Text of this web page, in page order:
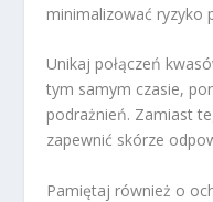
minimalizować ryzyko
Unikaj połączeń
tym samym czasie,
podrażnień. Zamiast
zapewnić skórze
Pamiętaj również o